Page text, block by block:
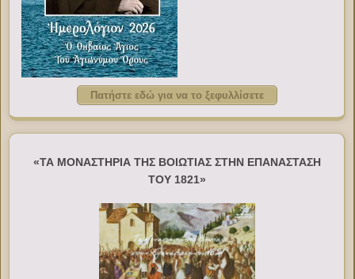
Πατήστε εδώ για να το ξεφυλλίσετε
«ΤΑ ΜΟΝΑΣΤΗΡΙΑ ΤΗΣ ΒΟΙΩΤΙΑΣ ΣΤΗΝ ΕΠΑΝΑΣΤΑΣΗ
ΤΟΥ 1821»